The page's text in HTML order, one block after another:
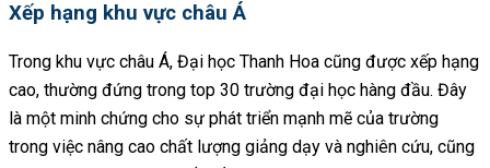
Xếp hạng khu vực châu Á
Trong khu vực châu Á, Đại học Thanh Hoa cũng được xếp hạng
cao, thường đứng trong top 30 trường đại học hàng đầu. Đây
là một minh chứng cho sự phát triển mạnh mẽ của trường
trong việc nâng cao chất lượng giảng dạy và nghiên cứu, cũng